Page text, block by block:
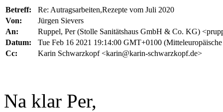
Betreff:
Re: Autragsarbeiten,Rezepte vom Juli 2020
Von:
Jürgen Sievers
An:
Ruppel, Per (Stolle Sanitätshaus GmbH & Co. KG)
Datum:
Tue Feb 16 2021 19:14:00 GMT+0100
Cc:
Karin Schwarzkopf <karin@karin-schwarzkopf.de>
Na klar Per,